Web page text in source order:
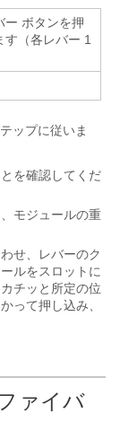
ー ボタンを押
す（各レバー 1
ップに従いま
を確認してくだ
モジュールの重
せ、レバーのク
ルをスロットに
チッと所定の位
って押し込み、
ァイバ